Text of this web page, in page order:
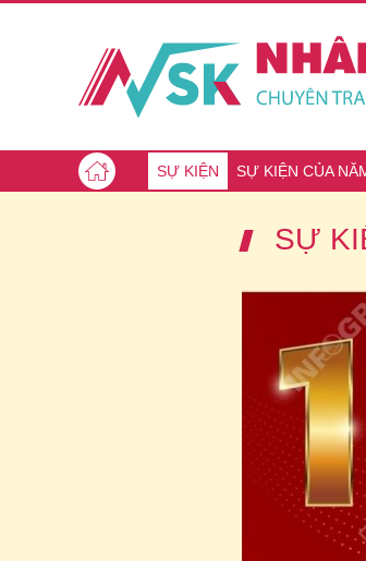
SỰ KIỆN SỰ KIỆN CỦA
SỰ